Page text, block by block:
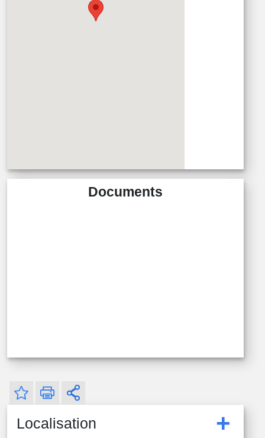
Documents
Localisation +